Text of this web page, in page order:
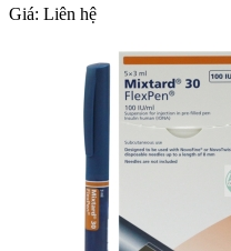
Giá: Liên hệ